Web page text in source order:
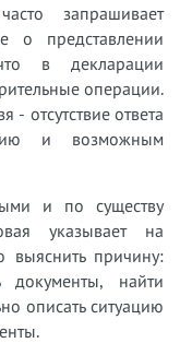
запрашивает
о представлении
в декларации
операции.
- отсутствие ответа
и возможным
и по существу
указывает на
выяснить причину:
документы, найти
описать ситуацию